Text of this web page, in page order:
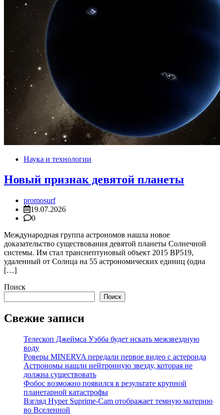
Наука и технологии
Новый признак девятой планеты
promosurf
19.07.2026
0
Международная группа астрономов нашла новое
доказательство существования девятой планеты Солнечной
системы. Им стал транснептуновый объект 2015 BP519,
удаленный от Солнца на 55 астрономических единиц (одна
[…]
Поиск
Поиск
Свежие записи
Телескоп Джеймса Уэбба будет искать межзвездную
воду
Роверы MINERVA передали первое видео с астероида
Астрономы нашли нейтронную звезду, которая не
должна существовать
Фобос возможно появился в результате крупной
планетарной катастрофы
Взгляд Hyper Suprime-Cam отображает темную материю
во Вселенной